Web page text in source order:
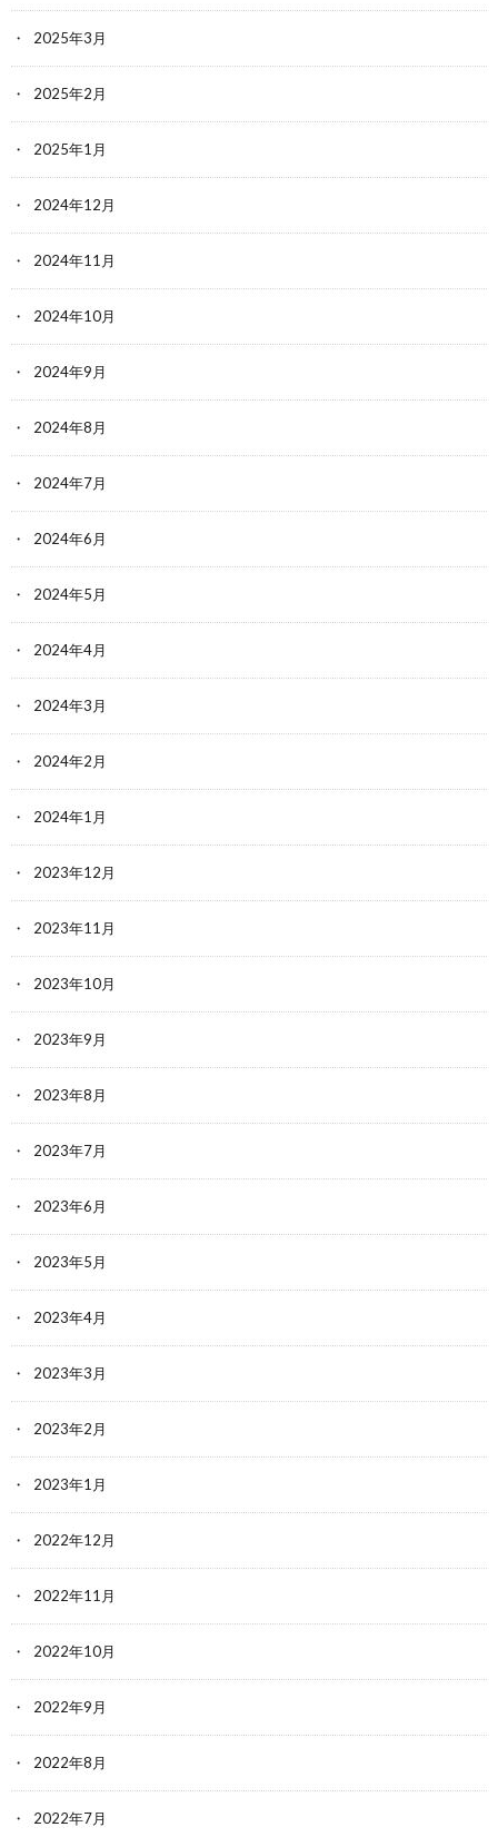
2025年3月
2025年2月
2025年1月
2024年12月
2024年11月
2024年10月
2024年9月
2024年8月
2024年7月
2024年6月
2024年5月
2024年4月
2024年3月
2024年2月
2024年1月
2023年12月
2023年11月
2023年10月
2023年9月
2023年8月
2023年7月
2023年6月
2023年5月
2023年4月
2023年3月
2023年2月
2023年1月
2022年12月
2022年11月
2022年10月
2022年9月
2022年8月
2022年7月